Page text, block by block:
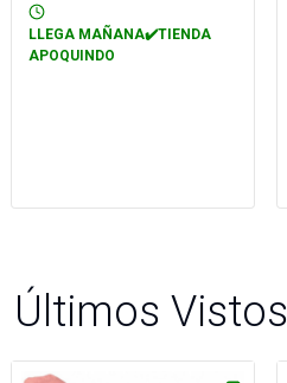
LLEGA MAÑANA✔️TIENDA
APOQUINDO
Últimos Vistos